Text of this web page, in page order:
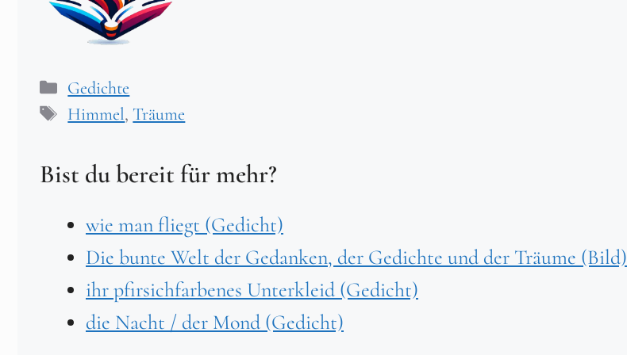
Kategorien
Gedichte
Schlagwörter
Himmel, Träume
Bist du bereit für mehr?
wie man fliegt (Gedicht)
Die bunte Welt der Gedanken, der Gedichte und der Träume (Bild)
ihr pfirsichfarbenes Unterkleid (Gedicht)
die Nacht / der Mond (Gedicht)